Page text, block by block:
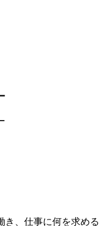
き、仕事に何を求める